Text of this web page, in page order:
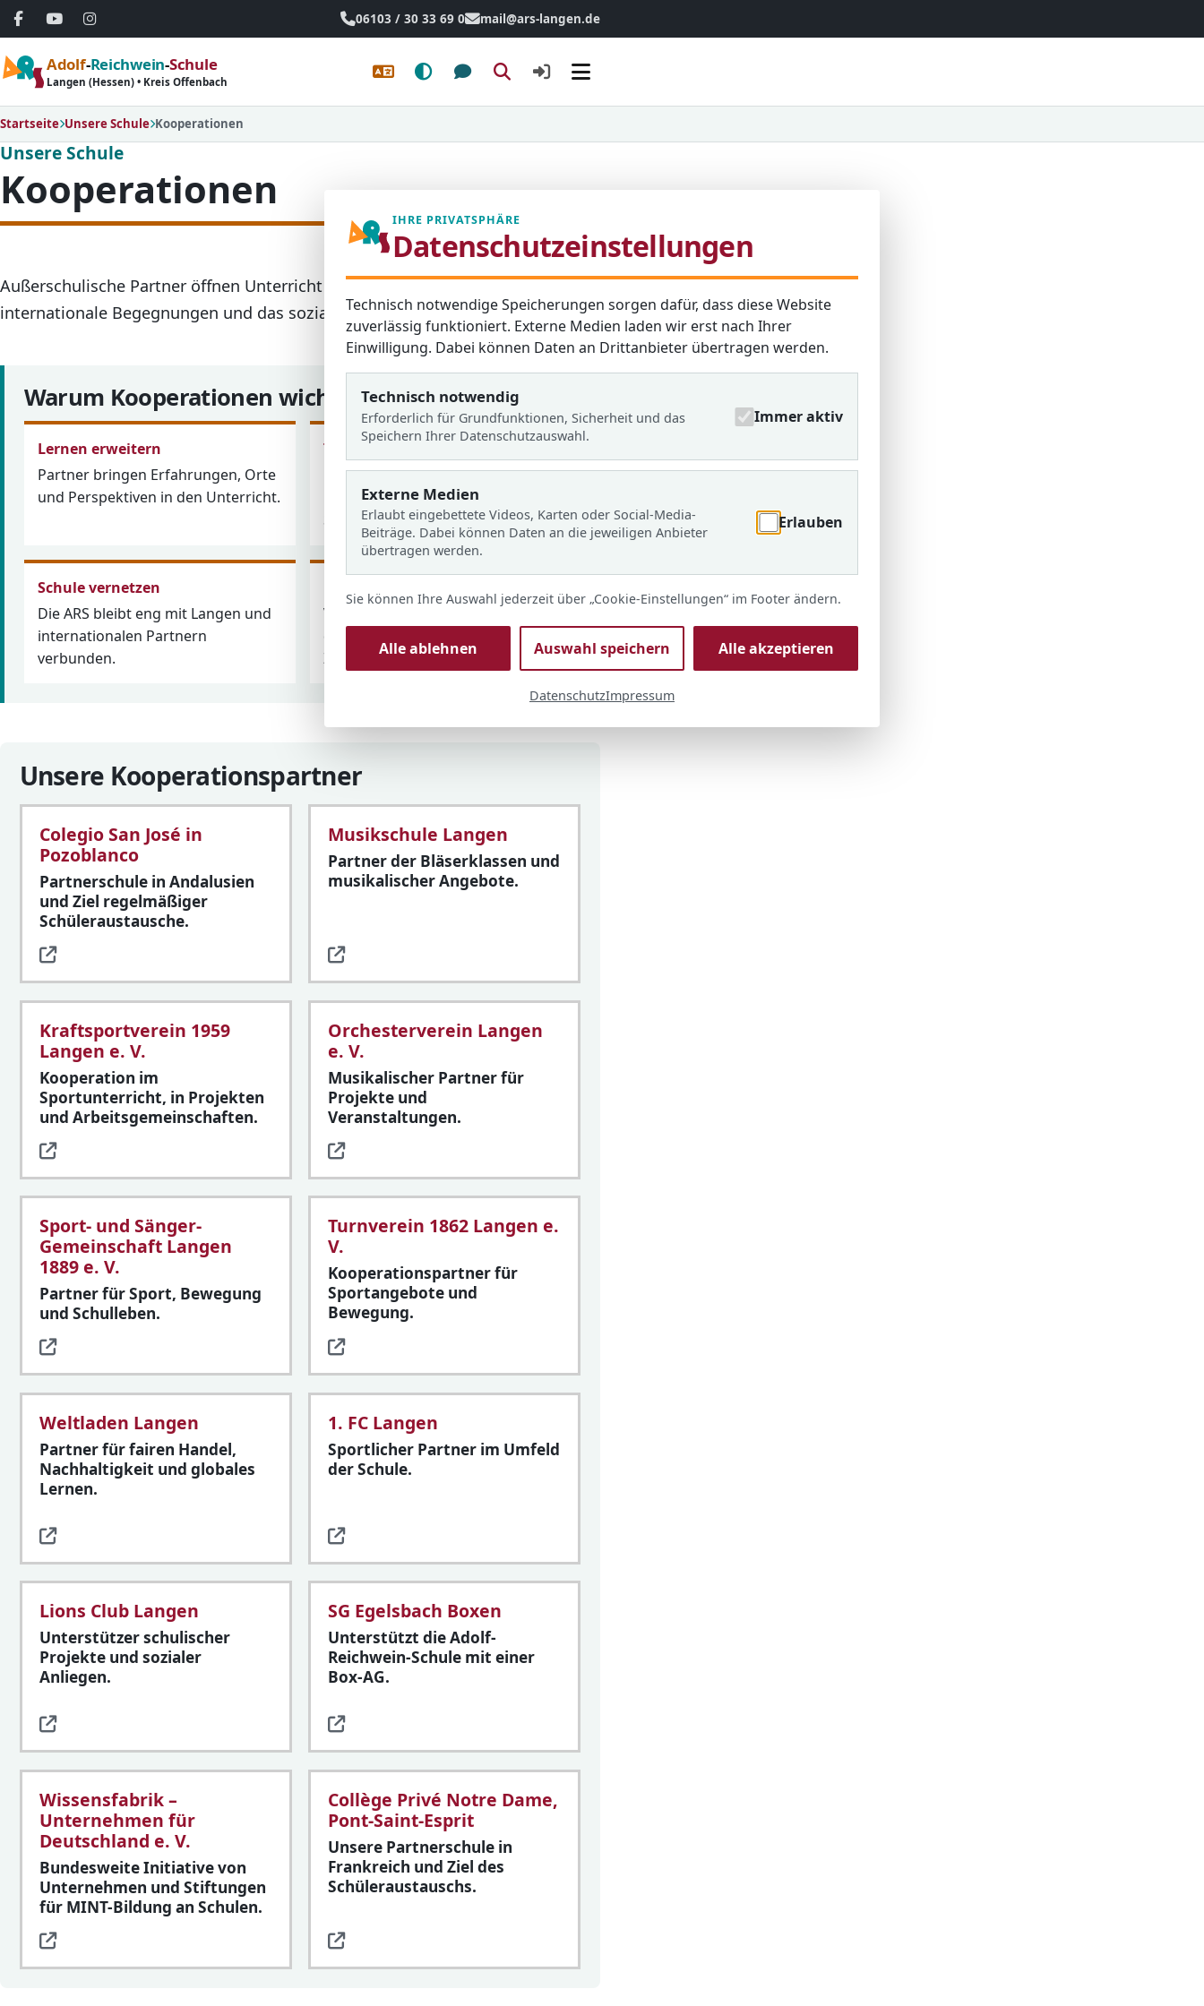
06103 / 30 33 69 0 mail@ars-langen.de
Adolf-Reichwein-Schule
Langen (Hessen) • Kreis Offenbach
Menü
Startseite Unsere Schule Kooperationen
Unsere Schule
Kooperationen
Außerschulische Partner öffnen Unterricht und Schulleben für Kultur, Sport,
internationale Begegnungen und das soziale Umfeld in Langen.
Warum Kooperationen wichtig sind
Lernen erweitern
Partner bringen Erfahrungen, Orte
und Perspektiven in den Unterricht.
Talente fördern
Musik, Sport, Begegnung und
Engagement werden über den
Schulalltag hinaus gestärkt.
Schule vernetzen
Die ARS bleibt eng mit Langen und
internationalen Partnern
verbunden.
Viele Angebote entstehen erst
Zusammenarbeit.
Unsere Kooperationspartner
Colegio San José in
Pozoblanco
Partnerschule in Andalusien
und Ziel regelmäßiger
Schüleraustausche.
Musikschule Langen
Partner der Bläserklassen und
musikalischer Angebote.
Kraftsportverein 1959
Langen e. V.
Kooperation im
Sportunterricht, in Projekten
und Arbeitsgemeinschaften.
Orchesterverein Langen
e. V.
Musikalischer Partner für
Projekte und
Veranstaltungen.
Sport- und Sänger-
Gemeinschaft Langen
1889 e. V.
Partner für Sport, Bewegung
und Schulleben.
Turnverein 1862 Langen e.
V.
Kooperationspartner für
Sportangebote und
Bewegung.
Weltladen Langen
Partner für fairen Handel,
Nachhaltigkeit und globales
Lernen.
1. FC Langen
Sportlicher Partner im Umfeld
der Schule.
Lions Club Langen
Unterstützer schulischer
Projekte und sozialer
Anliegen.
SG Egelsbach Boxen
Unterstützt die Adolf-
Reichwein-Schule mit einer
Box-AG.
Wissensfabrik –
Unternehmen für
Deutschland e. V.
Bundesweite Initiative von
Unternehmen und Stiftungen
für MINT-Bildung an Schulen.
Collège Privé Notre Dame,
Pont-Saint-Esprit
Unsere Partnerschule in
Frankreich und Ziel des
Schüleraustauschs.
IHRE PRIVATSPHÄRE
Datenschutzeinstellungen
Technisch notwendige Speicherungen sorgen dafür, dass diese Website
zuverlässig funktioniert. Externe Medien laden wir erst nach Ihrer
Einwilligung. Dabei können Daten an Drittanbieter übertragen werden.
Technisch notwendig
Erforderlich für Grundfunktionen, Sicherheit und das
Speichern Ihrer Datenschutzauswahl.
Immer aktiv
Externe Medien
Erlaubt eingebettete Videos, Karten oder Social-Media-
Beiträge. Dabei können Daten an die jeweiligen Anbieter
übertragen werden.
Erlauben
Sie können Ihre Auswahl jederzeit über „Cookie-Einstellungen“ im Footer ändern.
Alle ablehnen Auswahl speichern Alle akzeptieren
DatenschutzImpressum